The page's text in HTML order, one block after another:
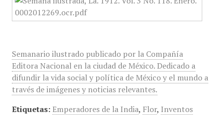
Semanario ilustrado publicado por la Compañía
Editora Nacional en la ciudad de México. Dedicado a
difundir la vida social y política de México y el mundo a
través de imágenes y noticias relevantes.
Etiquetas: Emperadores de la India, Flor, Inventos